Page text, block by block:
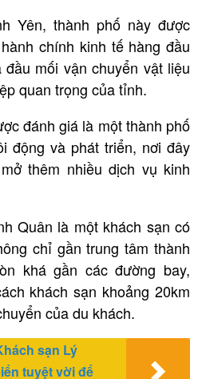
Yên, thành phố này được
chính kinh tế hàng đầu
mối vận chuyển vật liệu
quan trọng của tỉnh.
đánh giá là một thành phố
động và phát triển, nơi đây
thêm nhiều dịch vụ kinh
Quân là một khách sạn có
chỉ gần trung tâm thành
khá gần các đường bay,
khách sạn khoảng 20km
của du khách.
sạn Lý
tuyệt vời để